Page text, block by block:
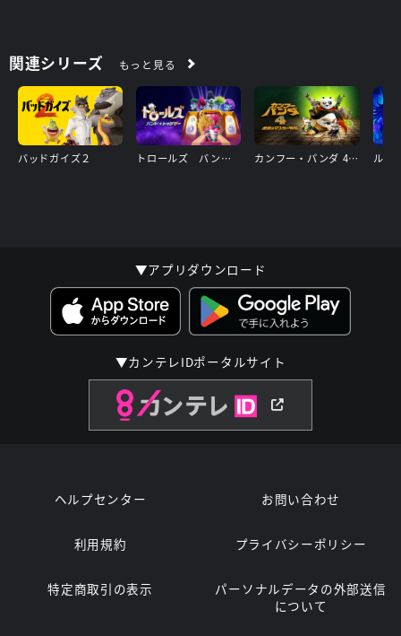
関連シリーズ もっと見る
バッドガイズ２ トロールズ バンド★トゥゲザー カンフー・パンダ 4 伝説のマスター降臨
▼アプリダウンロード
▼カンテレIDポータルサイト
ヘルプセンター お問い合わせ
利用規約 プライバシーポリシー
特定商取引の表示
パーソナルデータの外部送信
について